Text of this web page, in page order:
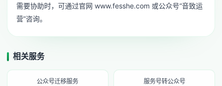
需要协助时，可通过官网 www.fesshe.com 或公众号“音致运
营”咨询。
相关服务
公众号迁移服务 服务号转公众号